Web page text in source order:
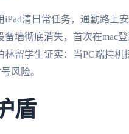
清日常任务，通勤路上
备墙彻底消失，首次在mac
留学生证实：当PC端挂机
风险。
盾